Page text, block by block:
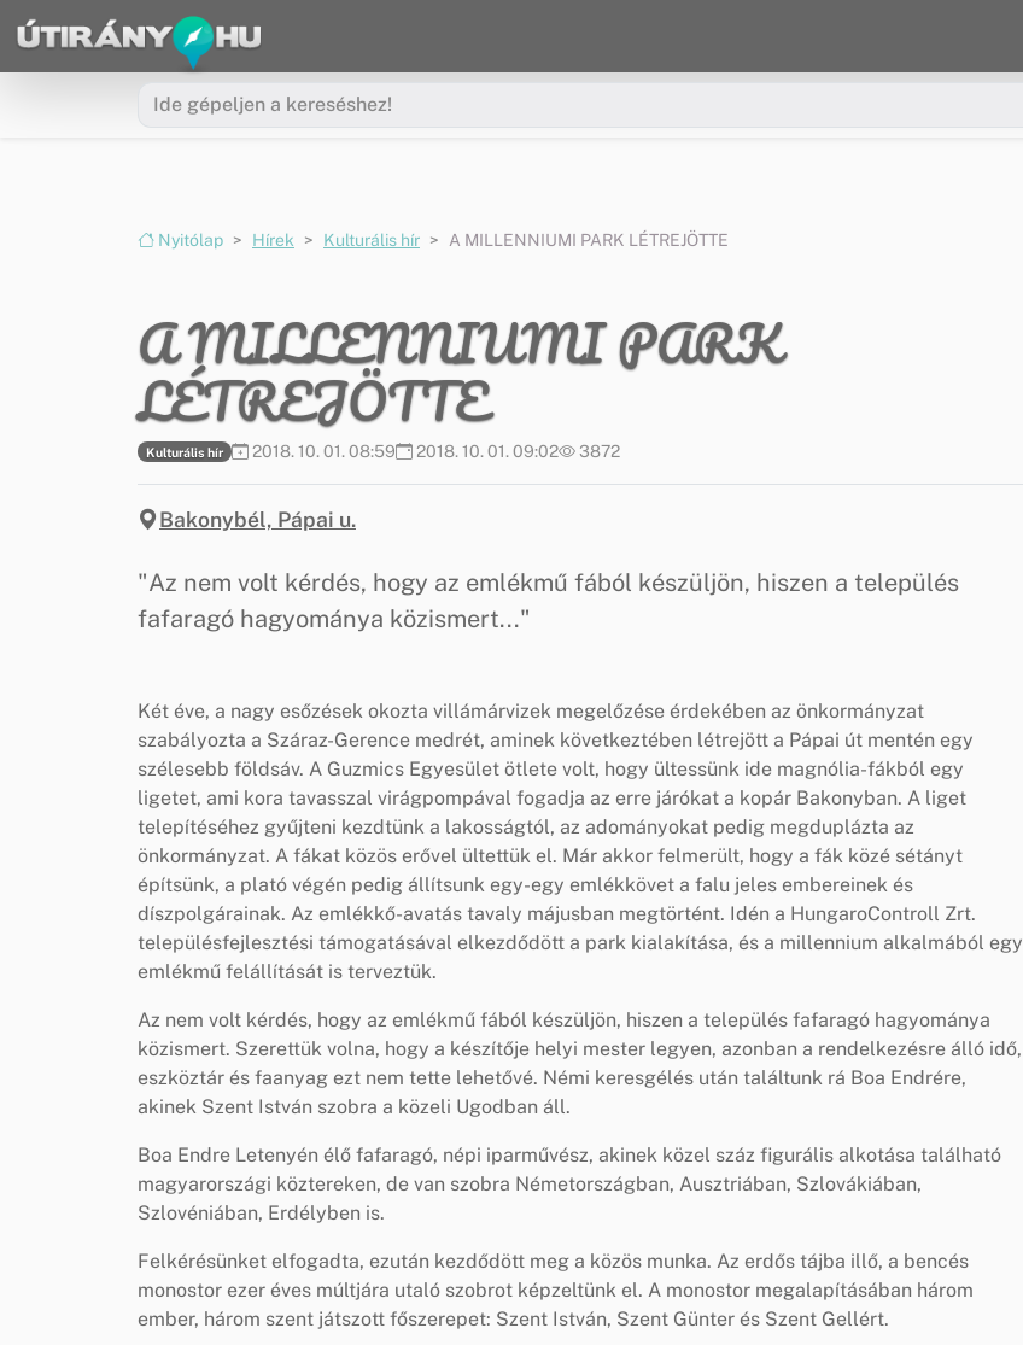
Ugrás a menüre
Ugrás a tartalomra
Nyitólap Hírek Kulturális hír A MILLENNIUMI PARK LÉTREJÖTTE
A MILLENNIUMI PARK
LÉTREJÖTTE
Kulturális hír 2018. 10. 01. 08:59 2018. 10. 01. 09:02 3872
Bakonybél, Pápai u.
"Az nem volt kérdés, hogy az emlékmű fából készüljön, hiszen a település
fafaragó hagyománya közismert..."
Két éve, a nagy esőzések okozta villámárvizek megelőzése érdekében az önkormányzat
szabályozta a Száraz-Gerence medrét, aminek következtében létrejött a Pápai út mentén egy
szélesebb földsáv. A Guzmics Egyesület ötlete volt, hogy ültessünk ide magnólia-fákból egy
ligetet, ami kora tavasszal virágpompával fogadja az erre járókat a kopár Bakonyban. A liget
telepítéséhez gyűjteni kezdtünk a lakosságtól, az adományokat pedig megduplázta az
önkormányzat. A fákat közös erővel ültettük el. Már akkor felmerült, hogy a fák közé sétányt
építsünk, a plató végén pedig állítsunk egy-egy emlékkövet a falu jeles embereinek és
díszpolgárainak. Az emlékkő-avatás tavaly májusban megtörtént. Idén a HungaroControll Zrt.
településfejlesztési támogatásával elkezdődött a park kialakítása, és a millennium alkalmából egy
emlékmű felállítását is terveztük.
Az nem volt kérdés, hogy az emlékmű fából készüljön, hiszen a település fafaragó hagyománya
közismert. Szerettük volna, hogy a készítője helyi mester legyen, azonban a rendelkezésre álló idő,
eszköztár és faanyag ezt nem tette lehetővé. Némi keresgélés után találtunk rá Boa Endrére,
akinek Szent István szobra a közeli Ugodban áll.
Boa Endre Letenyén élő fafaragó, népi iparművész, akinek közel száz figurális alkotása található
magyarországi köztereken, de van szobra Németországban, Ausztriában, Szlovákiában,
Szlovéniában, Erdélyben is.
Felkérésünket elfogadta, ezután kezdődött meg a közös munka. Az erdős tájba illő, a bencés
monostor ezer éves múltjára utaló szobrot képzeltünk el. A monostor megalapításában három
ember, három szent játszott főszerepet: Szent István, Szent Günter és Szent Gellért.